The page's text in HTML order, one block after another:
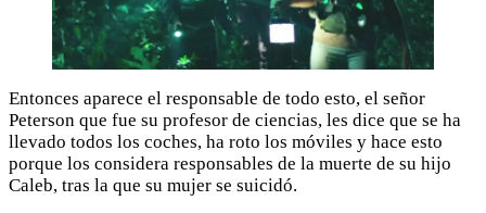
Entonces aparece el responsable de todo esto, el señor
Peterson que fue su profesor de ciencias, les dice que se ha
llevado todos los coches, ha roto los móviles y hace esto
porque los considera responsables de la muerte de su hijo
Caleb, tras la que su mujer se suicidó.